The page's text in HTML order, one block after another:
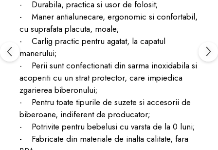
- Durabila, practica si usor de folosit;
- Maner antialunecare, ergonomic si confortabil,
cu suprafata placuta, moale;
- Carlig practic pentru agatat, la capatul
manerului;
- Perii sunt confectionati din sarma inoxidabila si
acoperiti cu un strat protector, care impiedica
zgarierea biberonului;
- Pentru toate tipurile de suzete si accesorii de
biberoane, indiferent de producator;
- Potrivite pentru bebelusi cu varsta de la 0 luni;
- Fabricate din materiale de inalta calitate, fara